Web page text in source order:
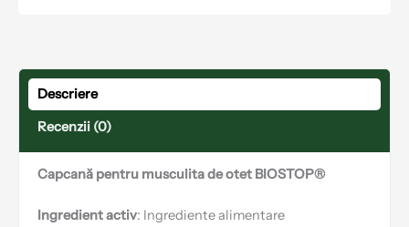
Descriere
Recenzii (0)
Capcană pentru musculita de otet BIOSTOP®
Ingredient activ: Ingrediente alimentare